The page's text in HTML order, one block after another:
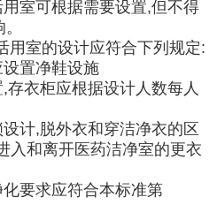
室可根据需要设置,但不得
用室的设计应符合下列规定:
置净鞋设施
衣柜应根据设计人数每人
计,脱外衣和穿洁净衣的区
入和离开医药洁净室的更衣
要求应符合本标准第